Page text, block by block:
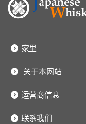
家里
关于本网站
运营商信息
联系我们